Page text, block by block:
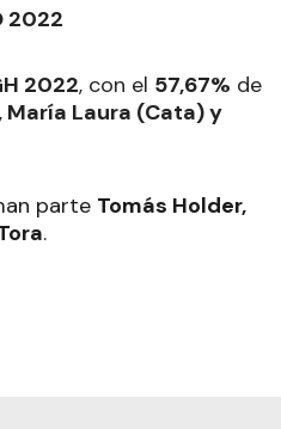
2022
2022, con el 57,67% de
María Laura (Cata) y
parte Tomás Holder,
.